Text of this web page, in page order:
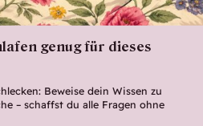
genug für dieses
Beweise dein Wissen zu
– schaffst du alle Fragen ohne